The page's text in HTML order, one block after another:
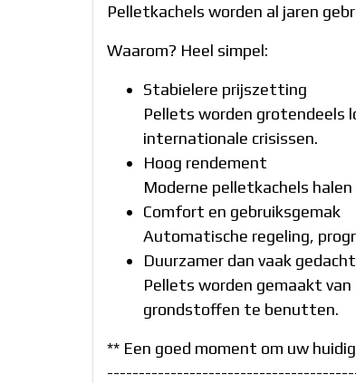
Pelletkachels worden al jaren
Waarom? Heel simpel:
Stabielere prijszetting
Pellets worden grotendeels
internationale crisissen.
Hoog rendement
Moderne pelletkachels
Comfort en gebruiksgemak
Automatische regeling,
Duurzamer dan vaak gedacht
Pellets worden gemaakt
grondstoffen te benutten.
** Een goed moment om uw